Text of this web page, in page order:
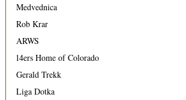
Medvednica
Rob Krar
ARWS
14ers Home of Colorado
Gerald Trekk
Liga Dotka